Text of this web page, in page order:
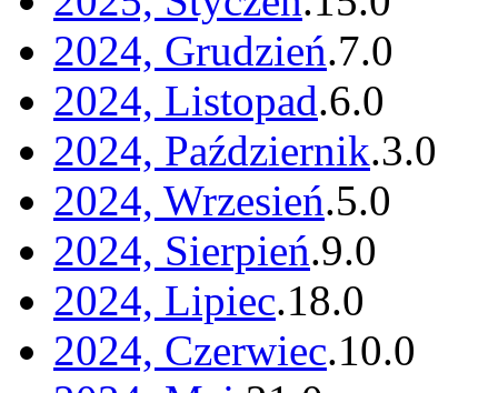
2024, Grudzień.7.0
2024, Listopad.6.0
2024, Październik.3.0
2024, Wrzesień.5.0
2024, Sierpień.9.0
2024, Lipiec.18.0
2024, Czerwiec.10.0